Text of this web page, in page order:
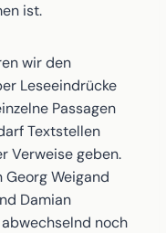
ist.
wir den
Leseeindrücke
Passagen
Textstellen
Verweise geben.
Weigand
Damian
noch